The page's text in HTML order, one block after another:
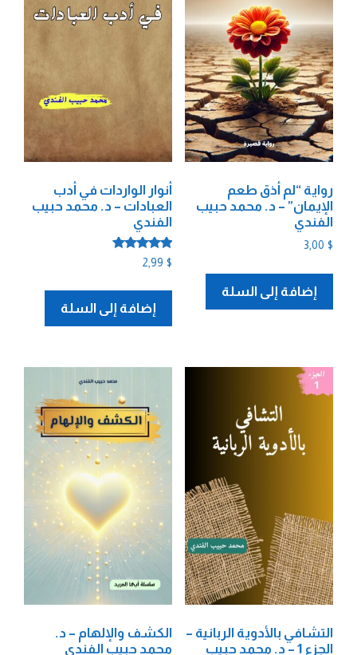
رواية “لم أذق طعم
الإيمان” – د. محمد حبيب
الفندي
3,00 $
إضافة إلى السلة
أنوار الواردات في أدب
العبادات – د. محمد حبيب
الفندي
تم التقييم
5.00
2,99 $
إضافة إلى السلة
التشافي بالأدوية الربانية –
الجزء 1 – د. محمد حبيب
الكشف والإلهام – د.
محمد حبيب الفندي